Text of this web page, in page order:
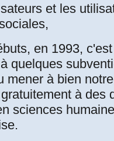
Professeur retraité
et les
en 1993,
quelques
mener à bien
à des
sciences